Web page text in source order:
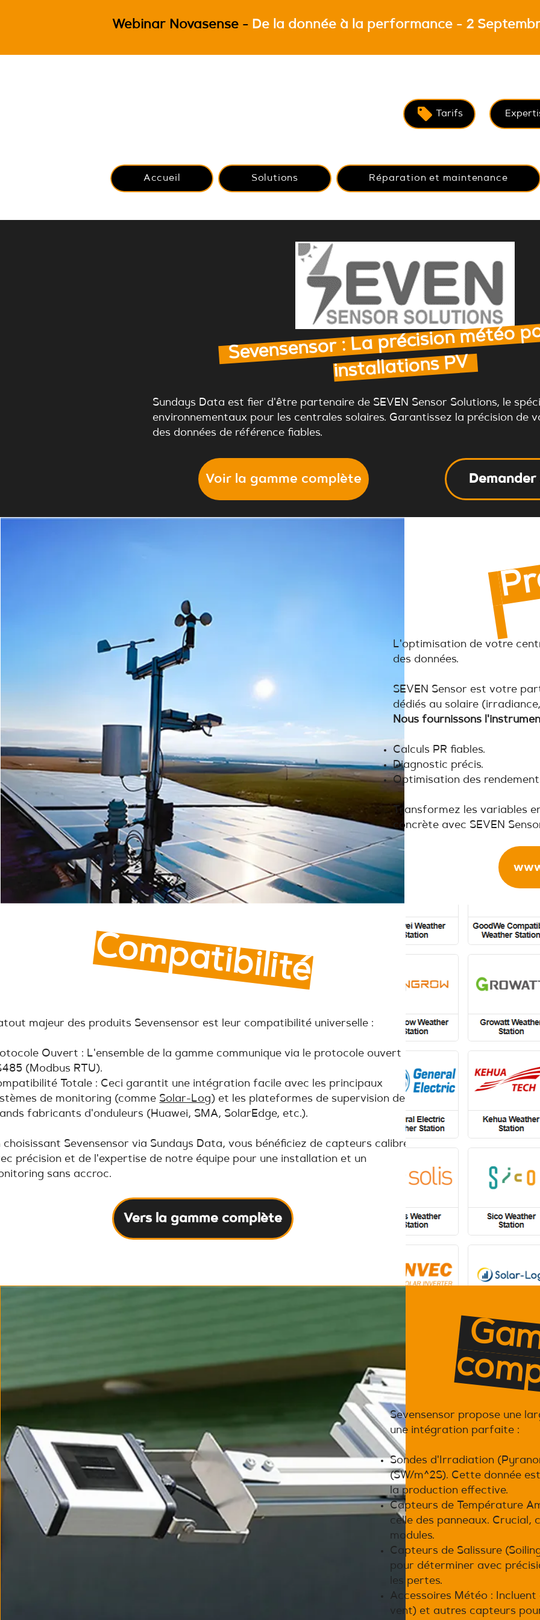
Webinar Novasense - De la donnée à la performance - 2
Tarifs
Accueil Solutions Réparation et maintenance
Sevensensor : La précision météo
installations PV
Sundays Data est fier d'être partenaire de SEVEN Sensor Solutions, le
environnementaux pour les centrales solaires. Garantissez la précision de
des données de référence fiables.
Voir la gamme complète Demander
L'optimisation de votre
des données.
SEVEN Sensor est votre
dédiés au solaire
Nous fournissons
Calculs PR fiables.
Diagnostic précis.
Optimisation des
Transformez les variables
concrète avec SEVEN
Compatibilité
majeur des produits Sevensensor est leur compatibilité universelle :
Ouvert : L'ensemble de la gamme communique via le protocole ouvert
(Modbus RTU).
Totale : Ceci garantit une intégration facile avec les principaux
de monitoring (comme Solar-Log) et les plateformes de supervision des
fabricants d'onduleurs (Huawei, SMA, SolarEdge, etc.).
choisissant Sevensensor via Sundays Data, vous bénéficiez de capteurs calibrés
précision et de l'expertise de notre équipe pour une installation et un
sans accroc.
Vers la gamme complète
Sevensensor propose une
une intégration parfaite :
Sondes d'Irradiation
($W/m^2$). Cette donnée
la production effective.
Capteurs de Température
celle des panneaux.
modules.
Capteurs de Salissure
pour déterminer avec
les pertes.
Accessoires Météo :
vent) et autres capteurs